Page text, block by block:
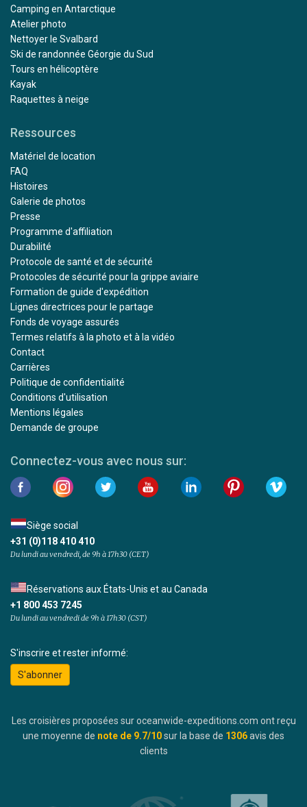
Camping en Antarctique
Atelier photo
Nettoyer le Svalbard
Ski de randonnée Géorgie du Sud
Tours en hélicoptère
Kayak
Raquettes à neige
Ressources
Matériel de location
FAQ
Histoires
Galerie de photos
Presse
Programme d'affiliation
Durabilité
Protocole de santé et de sécurité
Protocoles de sécurité pour la grippe aviaire
Formation de guide d'expédition
Lignes directrices pour le partage
Fonds de voyage assurés
Termes relatifs à la photo et à la vidéo
Contact
Carrières
Politique de confidentialité
Conditions d'utilisation
Mentions légales
Demande de groupe
Connectez-vous avec nous sur:
Siège social
+31 (0)118 410 410
Du lundi au vendredi, de 9h à 17h30 (CET)
Réservations aux États-Unis et au Canada
+1 800 453 7245
Du lundi au vendredi de 9h à 17h30 (CST)
S'inscrire et rester informé:
S'abonner
Les croisières proposées sur oceanwide-expeditions.com ont reçu
une moyenne de note de 9.7/10sur la base de 1306avis des
clients